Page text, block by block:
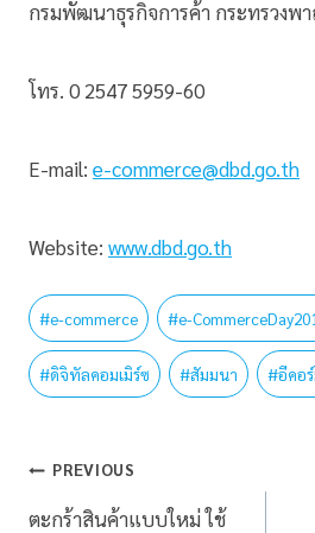
กรมพัฒนาธุรกิจการค้า กระทรวงพ
โทร. 0 2547 5959-60
E-mail: e-commerce@dbd.go.th
Website: www.dbd.go.th
#e-commerce #e-
#ดิจิทัลคอมเมิร์ซ #สัมมนา #อีคอ
PREVIOUS
ตะกร้าสินค้าแบบใหม่ ใช้